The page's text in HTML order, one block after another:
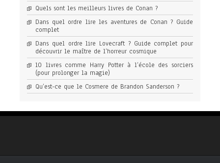
Quels sont les meilleurs livres de Conan ?
Dans quel ordre lire les aventures de Conan ? Guide
complet
Dans quel ordre lire Lovecraft ? Guide complet pour
découvrir le maître de l’horreur cosmique
10 livres comme Harry Potter à l’école des sorciers
(pour prolonger la magie)
Qu’est-ce que le Cosmere de Brandon Sanderson ?